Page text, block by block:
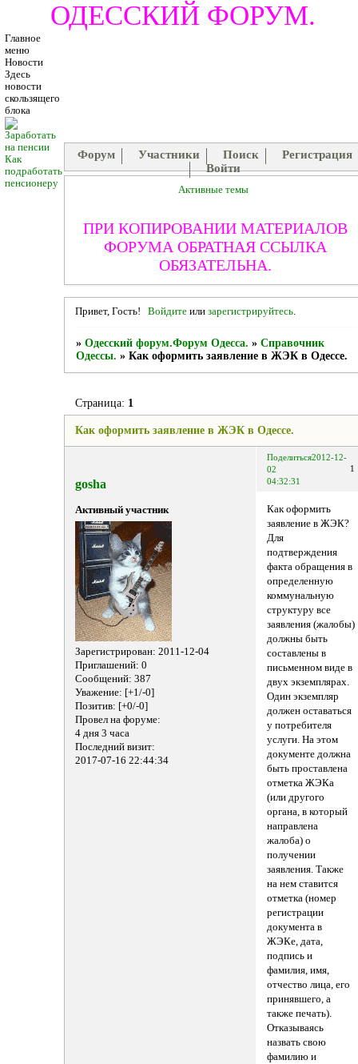
ОДЕССКИЙ ФОРУМ.
Главное
меню
Новости
Здесь
новости
скользящего
блока
Как
подработать
пенсионеру
Форум Участники Поиск
Регистрация
Войти
Активные темы
ПРИ КОПИРОВАНИИ МАТЕРИАЛОВ
ФОРУМА ОБРАТНАЯ ССЫЛКА
ОБЯЗАТЕЛЬНА.
Привет, Гость! Войдитеили зарегистрируйтесь.
» Одесский форум.Форум Одесса. » Справочник
Одессы. » Как оформить заявление в ЖЭК в Одессе.
Как оформить заявление в ЖЭК в Одессе.
Страница: 1
Поделиться
1
2012-12-
02
04:32:31
gosha
Активный участник
Зарегистрирован: 2011-12-04
Приглашений: 0
Сообщений: 387
Уважение: [+1/-0]
Позитив: [+0/-0]
Провел на форуме:
4 дня 3 часа
Последний визит:
2017-07-16 22:44:34
Как оформить
заявление в ЖЭК?
Для
подтверждения
факта обращения в
определенную
коммунальную
структуру все
заявления (жалобы)
должны быть
составлены в
письменном виде в
двух экземплярах.
Один экземпляр
должен оставаться
у потребителя
услуги. На этом
документе должна
быть проставлена
отметка ЖЭКа
(или другого
органа, в который
направлена
жалоба) о
получении
заявления. Также
на нем ставится
отметка (номер
регистрации
документа в
ЖЭКе, дата,
подпись и
фамилия, имя,
отчество лица, его
принявшего, а
также печать).
Отказываясь
назвать свою
фамилию и